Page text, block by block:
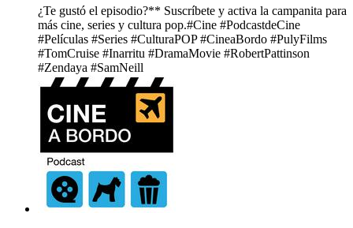
¿Te gustó el episodio?** Suscríbete y activa la campanita para
más cine, series y cultura pop.#Cine #PodcastdeCine
#Películas #Series #CulturaPOP #CineaBordo #PulyFilms
#TomCruise #Inarritu #DramaMovie #RobertPattinson
#Zendaya #SamNeill